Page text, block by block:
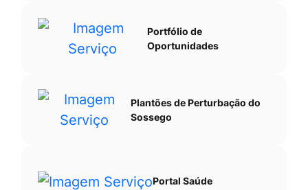
Portfólio de
Oportunidades
Plantões de Perturbação do
Sossego
Portal Saúde